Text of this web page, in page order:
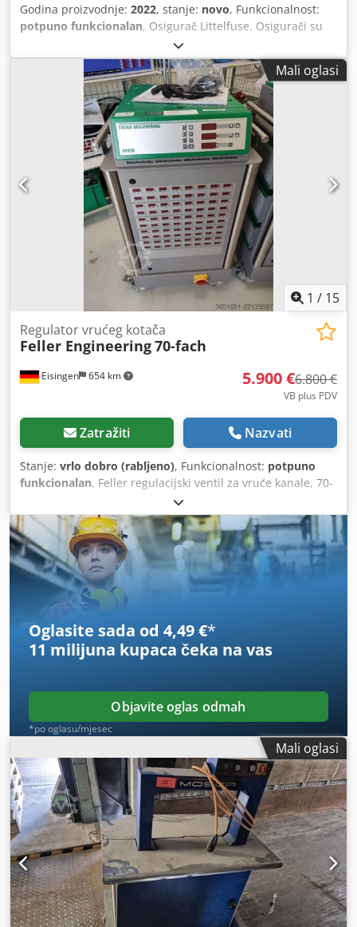
Godina proizvodnje: 2022, stanje: novo, Funkcionalnost:
potpuno funkcionalan, Osigurač Littelfuse. Osigurači su
namijenjeni za radni napon od 250 VAC. Djdpfxszl R Exo
Apcsck 10 komada – cijena 5 €
Mali oglasi
1 / 15
Eisingen 654 km
Regulator vrućeg kotača
Feller Engineering70-fach
5.900 €6.800 €
VB plus PDV
Zatražiti Nazvati
Stanje: vrlo dobro (rabljeno), Funkcionalnost: potpuno
funkcionalan, Feller regulacijski ventil za vruće kanale, 70-
kanalni. Pripremljen za proširenje na 80 kanala! Dcedszdu
Hqjpfx Apcjk U izvrsnom stanju, dolazi iz proizvodnje
medicinske opreme u prostorijama s kontroliranom
čistoćom. Nova cijena bila je preko 20.000 eura.
Oglasite sada od 4,49 €*
11 milijuna kupaca čeka na vas
Objavite oglas odmah
*po oglasu/mjesec
Mali oglasi